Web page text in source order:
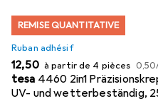
REMISE QUANTITATIVE
Ruban adhésif
EUR
12,50 à partir de 4 pièces EUR
0,50
tesa 4460 2in1
UV- und wetterbeständig,